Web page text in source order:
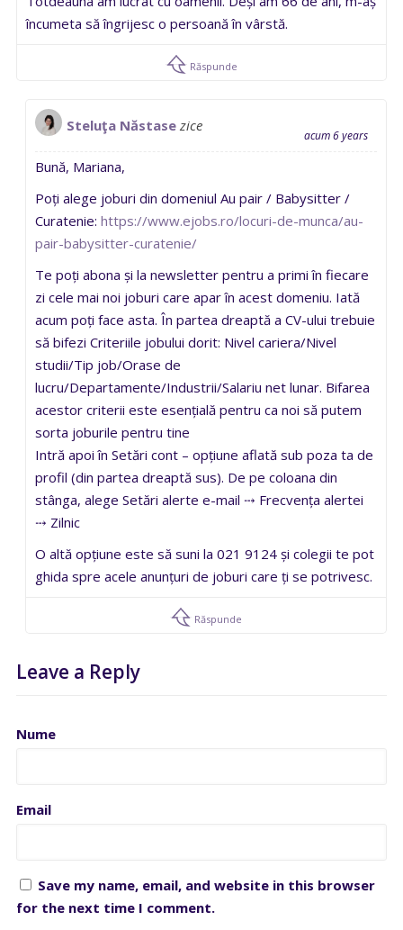
încumeta să îngrijesc o persoană în vârstă.
Răspunde
Steluţa Năstase zice
acum 6 years
Bună, Mariana,
Poți alege joburi din domeniul Au pair / Babysitter /
Curatenie: https://www.ejobs.ro/locuri-de-munca/au-
pair-babysitter-curatenie/
Te poți abona și la newsletter pentru a primi în fiecare
zi cele mai noi joburi care apar în acest domeniu. Iată
acum poți face asta. În partea dreaptă a CV-ului trebuie
să bifezi Criteriile jobului dorit: Nivel cariera/Nivel
studii/Tip job/Orase de
lucru/Departamente/Industrii/Salariu net lunar. Bifarea
acestor criterii este esențială pentru ca noi să putem
sorta joburile pentru tine
Intră apoi în Setări cont – opțiune aflată sub poza ta de
profil (din partea dreaptă sus). De pe coloana din
stânga, alege Setări alerte e-mail ⤏ Frecvența alertei
⤏ Zilnic
O altă opțiune este să suni la 021 9124 și colegii te pot
ghida spre acele anunțuri de joburi care ți se potrivesc.
Răspunde
Leave a Reply
Nume
Email
Save my name, email, and website in this browser
for the next time I comment.